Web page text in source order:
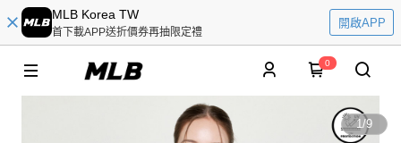
MLB Korea TW
首下載APP送折價券再抽限定禮
開啟APP
0
1/9